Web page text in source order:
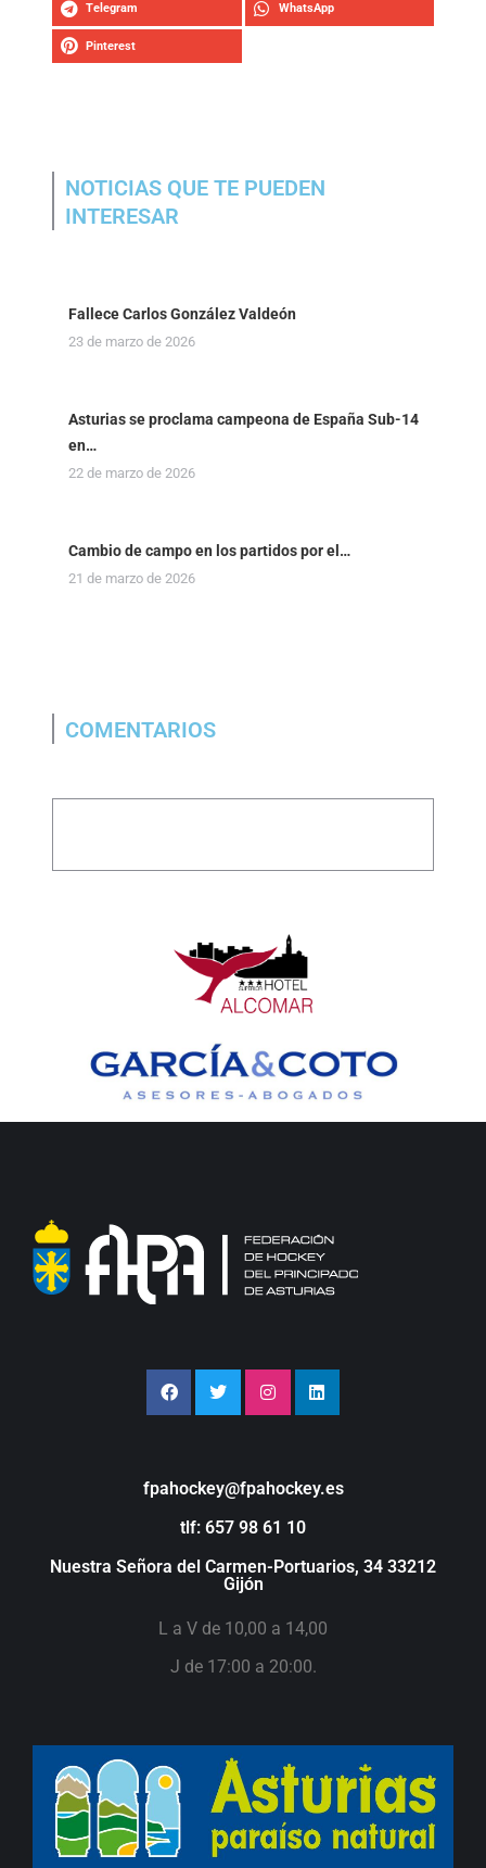
Telegram WhatsApp
Pinterest
NOTICIAS QUE TE PUEDEN
INTERESAR
Fallece Carlos González Valdeón
23 de marzo de 2026
Asturias se proclama campeona de España Sub-14
en…
22 de marzo de 2026
Cambio de campo en los partidos por el…
21 de marzo de 2026
COMENTARIOS
fpahockey@fpahockey.es
tlf: 657 98 61 10
Nuestra Señora del Carmen-Portuarios, 34 33212
Gijón
L a V de 10,00 a 14,00
J de 17:00 a 20:00.